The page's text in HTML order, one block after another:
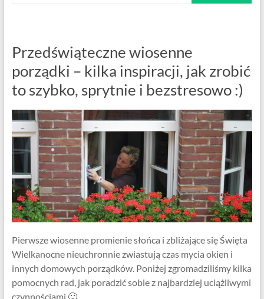
Przedświąteczne wiosenne
porządki – kilka inspiracji, jak zrobić
to szybko, sprytnie i bezstresowo :)
Pierwsze wiosenne promienie słońca i zbliżające się Święta
Wielkanocne nieuchronnie zwiastują czas mycia okien i
innych domowych porządków. Poniżej zgromadziliśmy kilka
pomocnych rad, jak poradzić sobie z najbardziej uciążliwymi
czynnościami 🙂